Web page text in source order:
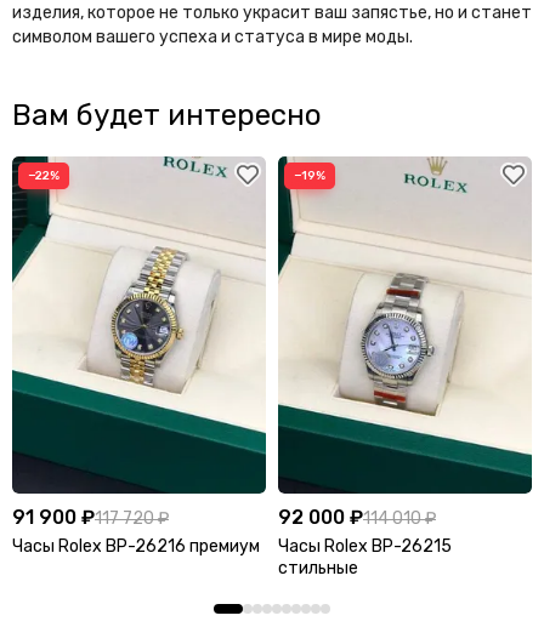
изделия, которое не только украсит ваш запястье, но и станет
символом вашего успеха и статуса в мире моды.
Вам будет интересно
−22%
91 900 ₽117 720 ₽
Часы Rolex BP-26216 премиум
−19%
92 000 ₽114 010 ₽
Часы Rolex BP-26215
стильные